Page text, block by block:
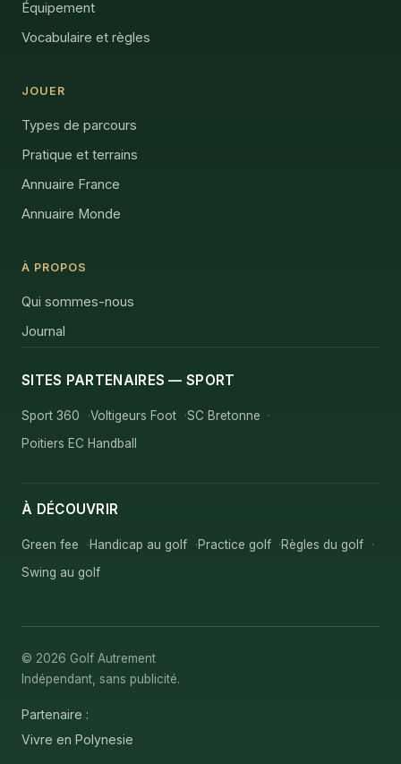
Équipement
Vocabulaire et règles
JOUER
Types de parcours
Pratique et terrains
Annuaire France
Annuaire Monde
À PROPOS
Qui sommes-nous
Journal
SITES PARTENAIRES — SPORT
Sport 360 Voltigeurs Foot
SC Bretonne
Poitiers EC Handball
À DÉCOUVRIR
Green fee Handicap au golf Practice golf
Règles du golf
Swing au golf
© 2026 Golf Autrement
Indépendant, sans publicité.
Partenaire :
Vivre en Polynesie